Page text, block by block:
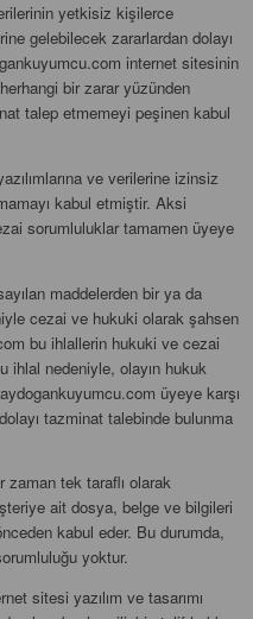
yetkisiz kişilerce
gelebilecek zararlardan dolayı
internet sitesinin
bir zarar yüzünden
talep etmemeyi peşinen kabul
ve verilerine izinsiz
kabul etmiştir. Aksi
sorumluluklar tamamen üyeye
maddelerden bir ya da
cezai ve hukuki olarak şahsen
bu ihlallerin hukuki ve cezai
ihlal nedeniyle, olayın hukuk
üyeye karşı
tazminat talebinde bulunma
tek taraflı olarak
ait dosya, belge ve bilgileri
kabul eder. Bu durumda,
yoktur.
sitesi yazılım ve tasarımı